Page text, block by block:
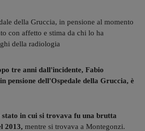
della Gruccia, in pensione al momento
con affetto e stima da chi lo ha
della radiologia
tre anni dall'incidente, Fabio
pensione dell'Ospedale della Gruccia, è
in cui si trovava fu una brutta
2013, mentre si trovava a Montegonzi.